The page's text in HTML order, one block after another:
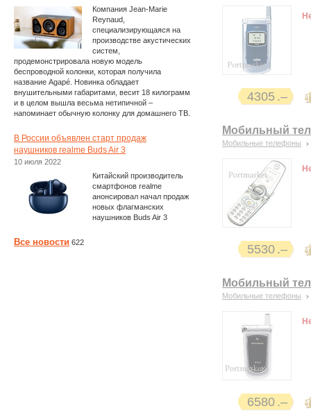
4305
Мобильный
Мобильные телефоны
5530
Мобильный
Мобильные телефоны
6580
Компания Jean-Marie
Reynaud,
специализирующаяся на
производстве акустических
систем,
продемонстрировала новую модель
беспроводной колонки, которая получила
название Agapé. Новинка обладает
внушительными габаритами, весит 18 килограмм
и в целом вышла весьма нетипичной –
напоминает обычную колонку для домашнего ТВ.
В России объявлен старт продаж
наушников realme Buds Air 3
10 июля 2022
Китайский производитель
смартфонов realme
анонсировал начал продаж
новых флагманских
наушников Buds Air 3
Все новости 622